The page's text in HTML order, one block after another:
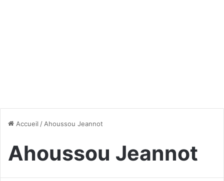
Accueil / Ahoussou Jeannot
Ahoussou Jeannot